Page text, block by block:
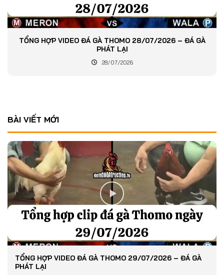
TỔNG HỢP VIDEO ĐÁ GÀ THOMO 28/07/2026 – ĐÁ GÀ
PHÁT LẠI
28/07/2026
BÀI VIẾT MỚI
TỔNG HỢP VIDEO ĐÁ GÀ THOMO 29/07/2026 – ĐÁ GÀ
PHÁT LẠI